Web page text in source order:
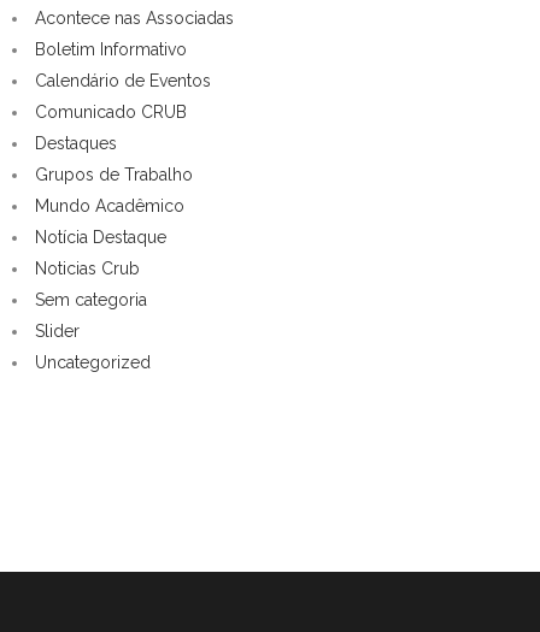
Acontece nas Associadas
Boletim Informativo
Calendário de Eventos
Comunicado CRUB
Destaques
Grupos de Trabalho
Mundo Acadêmico
Notícia Destaque
Noticias Crub
Sem categoria
Slider
Uncategorized